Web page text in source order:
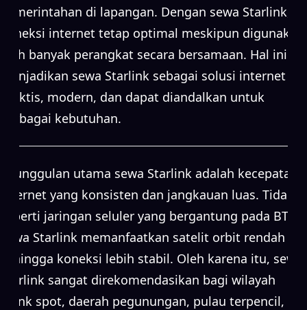
pemerintahan di lapangan. Dengan sewa Starlink,
koneksi internet tetap optimal meskipun digunakan
oleh banyak perangkat secara bersamaan. Hal ini
menjadikan sewa Starlink sebagai solusi internet
praktis, modern, dan dapat diandalkan untuk
berbagai kebutuhan.
Keunggulan utama sewa Starlink adalah kecepatan
internet yang konsisten dan jangkauan luas. Tidak
seperti jaringan seluler yang bergantung pada BTS,
sewa Starlink memanfaatkan satelit orbit rendah
sehingga koneksi lebih stabil. Oleh karena itu, sewa
Starlink sangat direkomendasikan bagi wilayah
blank spot, daerah pegunungan, pulau terpencil,